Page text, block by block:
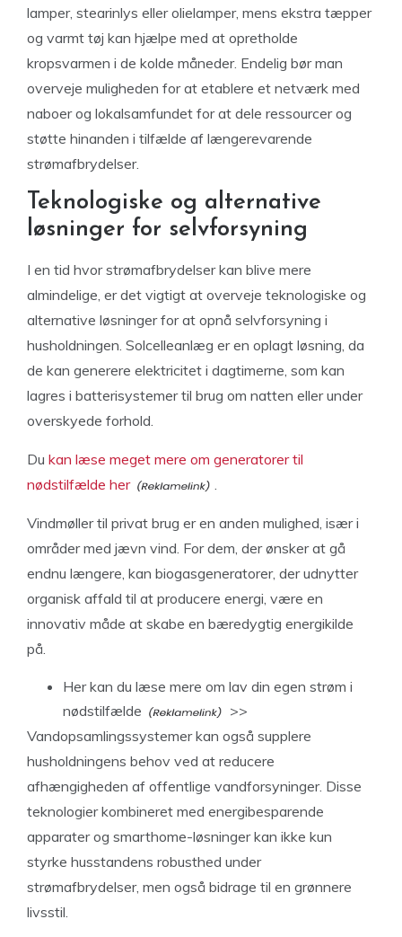
lamper, stearinlys eller olielamper, mens ekstra tæpper
og varmt tøj kan hjælpe med at opretholde
kropsvarmen i de kolde måneder. Endelig bør man
overveje muligheden for at etablere et netværk med
naboer og lokalsamfundet for at dele ressourcer og
støtte hinanden i tilfælde af længerevarende
strømafbrydelser.
Teknologiske og alternative
løsninger for selvforsyning
I en tid hvor strømafbrydelser kan blive mere
almindelige, er det vigtigt at overveje teknologiske og
alternative løsninger for at opnå selvforsyning i
husholdningen. Solcelleanlæg er en oplagt løsning, da
de kan generere elektricitet i dagtimerne, som kan
lagres i batterisystemer til brug om natten eller under
overskyede forhold.
Du kan læse meget mere om generatorer til
nødstilfælde her
Vindmøller til privat brug er en anden mulighed, især i
områder med jævn vind. For dem, der ønsker at gå
endnu længere, kan biogasgeneratorer, der udnytter
organisk affald til at producere energi, være en
innovativ måde at skabe en bæredygtig energikilde
på.
Herkan du læse mere om lav din egen strøm i
nødstilfælde
>>
Vandopsamlingssystemer kan også supplere
husholdningens behov ved at reducere
afhængigheden af offentlige vandforsyninger. Disse
teknologier kombineret med energibesparende
apparater og smarthome-løsninger kan ikke kun
styrke husstandens robusthed under
strømafbrydelser, men også bidrage til en grønnere
livsstil.